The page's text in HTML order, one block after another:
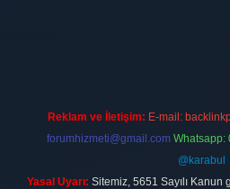
Reklam ve İletişim: E-mail:
forumhizmeti@gmail.com Whatsapp:
@karabul
Yasal Uyarı: Sitemiz, 5651 Sayılı